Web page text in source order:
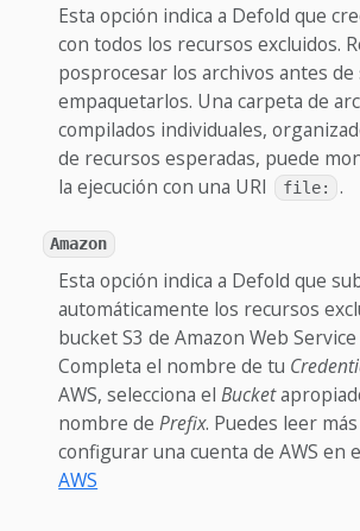
Esta opción indica a Defold que
con todos los recursos excluidos.
posprocesar los archivos antes
empaquetarlos. Una carpeta de
compilados individuales,
de recursos esperadas, puede
la ejecución con una URI
file: .
Amazon
Esta opción indica a Defold que
automáticamente los recursos
bucket S3 de Amazon Web Service
Completa el nombre de tu
AWS, selecciona elBucket
nombre dePrefix. Puedes leer
configurar una cuenta de AWS en
AWS